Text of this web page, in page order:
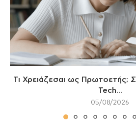
Τι Χρειάζεσαι ως Πρωτοετής;
Tech...
05/08/2026